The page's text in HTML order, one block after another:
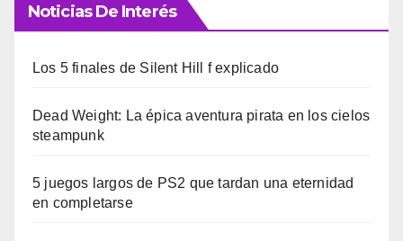
Noticias De Interés
Los 5 finales de Silent Hill f explicado
Dead Weight: La épica aventura pirata en los cielos
steampunk
5 juegos largos de PS2 que tardan una eternidad
en completarse